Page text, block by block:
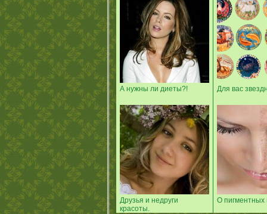
А нужны ли диеты?! Для вас
Друзья и недруги
красоты.
О пигментных